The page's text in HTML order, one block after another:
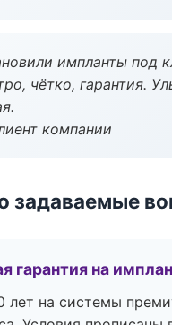
импланты под
чётко, гарантия.
компании
задаваемые
гарантия на
лет на системы